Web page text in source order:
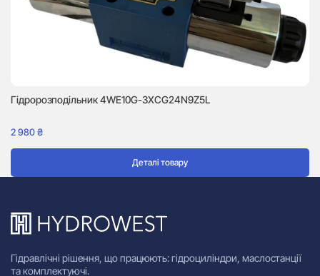
Гідророзподільник 4WE10G-3XCG24N9Z5L
2 980₴
Деталі товару
Гідравлічні рішення, що працюють: гідроциліндри, маслостанції
та комплектуючі.